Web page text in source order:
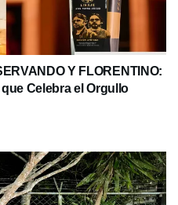
Y FLORENTINO:
Celebra el Orgullo